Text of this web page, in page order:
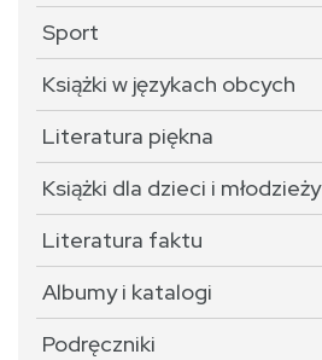
Sport
Książki w językach obcych
Literatura piękna
Książki dla dzieci i młodzieży
Literatura faktu
Albumy i katalogi
Podręczniki